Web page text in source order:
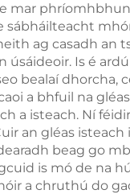
LED
Bán
mar
ag casadh an
Is é
bealaí
a bhfuil na
a isteach. Ní
an gléas
beag go
is mó de na
a chruthú do